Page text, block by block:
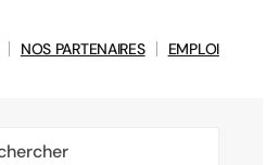
NOS PARTENAIRES EMPLOI